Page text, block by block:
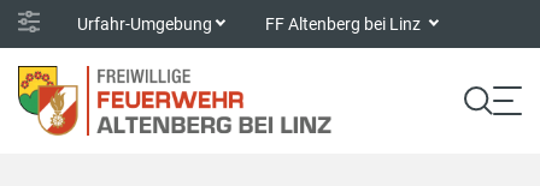
Urfahr-Umgebung FF Altenberg bei Linz